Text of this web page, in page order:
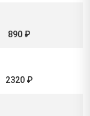
890 ₽
2320 ₽